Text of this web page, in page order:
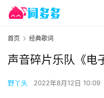
首页 经典歌词
声音碎片乐队《电
野丫头 2022年8月12日 10:09